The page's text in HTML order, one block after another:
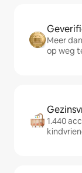
Meer
op weg
1.440